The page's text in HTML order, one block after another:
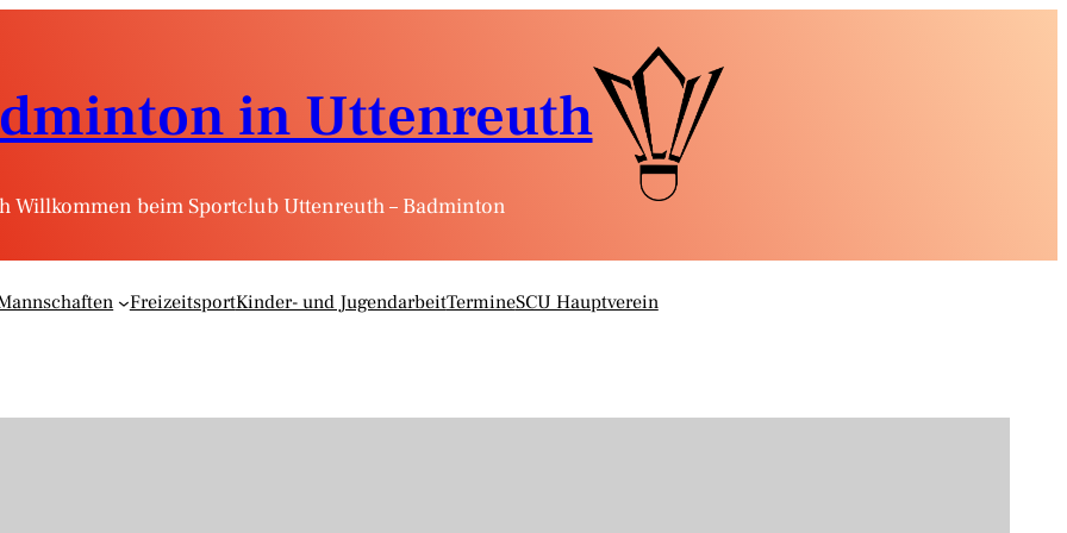
in Uttenreuth
Willkommen beim Sportclub Uttenreuth – Badminton
FreizeitsportKinder- und JugendarbeitTermineSCU Hauptverein